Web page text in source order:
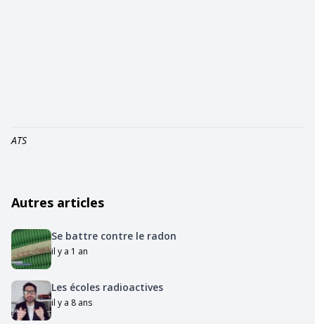
ATS
Autres articles
Se battre contre le radon
il y a 1 an
Les écoles radioactives
il y a 8 ans